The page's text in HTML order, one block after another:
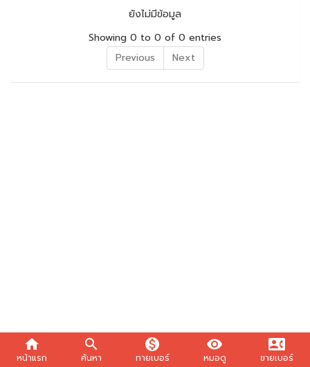
home
หน้าแรก
search
ค้นหา
monetization_on
ทายเบอร์
visibility
หมอดู
contact_phone
ขายเบอร์
ยังไม่มีข้อมูล
Showing 0 to 0 of 0 entries
Previous
Next